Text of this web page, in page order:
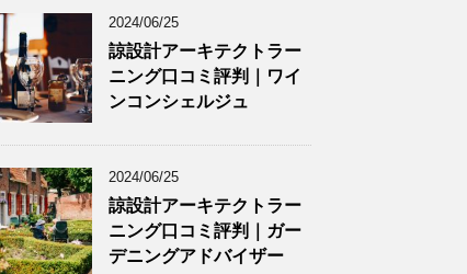
2024/06/25
諒設計アーキテクトラー
ニング口コミ評判｜ワイ
ンコンシェルジュ
2024/06/25
諒設計アーキテクトラー
ニング口コミ評判｜ガー
デニングアドバイザー